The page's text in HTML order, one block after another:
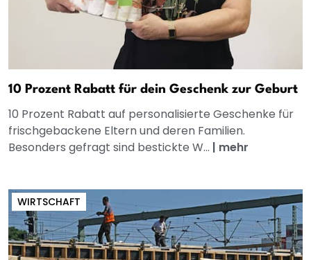
10 Prozent Rabatt für dein Geschenk zur Geburt
10 Prozent Rabatt auf personalisierte Geschenke für
frischgebackene Eltern und deren Familien.
Besonders gefragt sind bestickte W... | mehr
WIRTSCHAFT